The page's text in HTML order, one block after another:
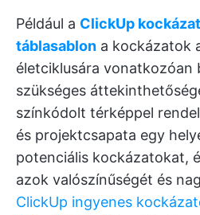
Például a ClickUp
táblasablon a kockázatok
életciklusára vonatkozóan
szükséges
színkódolt térképpel
és projektcsapata egy
potenciális kockázatokat,
azok valószínűségét és
ClickUp ingyenes